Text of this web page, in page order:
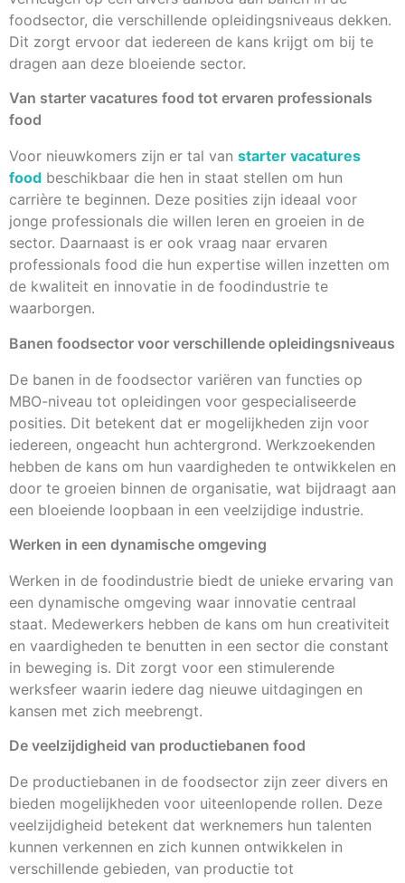
foodsector, die verschillende opleidingsniveaus dekken.
Dit zorgt ervoor dat iedereen de kans krijgt om bij te
dragen aan deze bloeiende sector.
Van starter vacatures food tot ervaren professionals
food
Voor nieuwkomers zijn er tal van starter vacatures
food beschikbaar die hen in staat stellen om hun
carrière te beginnen. Deze posities zijn ideaal voor
jonge professionals die willen leren en groeien in de
sector. Daarnaast is er ook vraag naar ervaren
professionals food die hun expertise willen inzetten om
de kwaliteit en innovatie in de foodindustrie te
waarborgen.
Banen foodsector voor verschillende opleidingsniveaus
De banen in de foodsector variëren van functies op
MBO-niveau tot opleidingen voor gespecialiseerde
posities. Dit betekent dat er mogelijkheden zijn voor
iedereen, ongeacht hun achtergrond. Werkzoekenden
hebben de kans om hun vaardigheden te ontwikkelen en
door te groeien binnen de organisatie, wat bijdraagt aan
een bloeiende loopbaan in een veelzijdige industrie.
Werken in een dynamische omgeving
Werken in de foodindustrie biedt de unieke ervaring van
een dynamische omgeving waar innovatie centraal
staat. Medewerkers hebben de kans om hun creativiteit
en vaardigheden te benutten in een sector die constant
in beweging is. Dit zorgt voor een stimulerende
werksfeer waarin iedere dag nieuwe uitdagingen en
kansen met zich meebrengt.
De veelzijdigheid van productiebanen food
De productiebanen in de foodsector zijn zeer divers en
bieden mogelijkheden voor uiteenlopende rollen. Deze
veelzijdigheid betekent dat werknemers hun talenten
kunnen verkennen en zich kunnen ontwikkelen in
verschillende gebieden, van productie tot